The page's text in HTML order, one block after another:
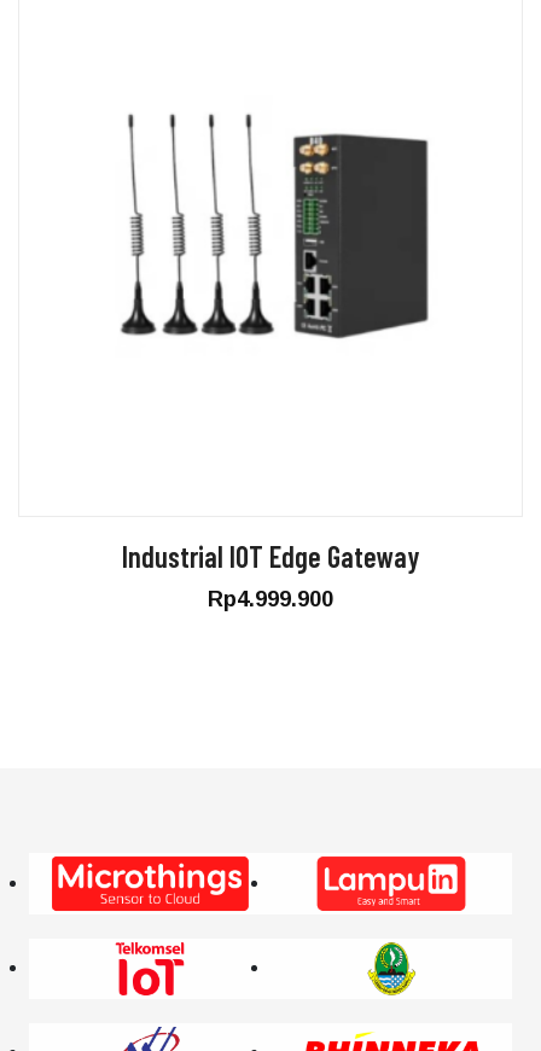
Industrial IOT Edge Gateway
Rp4.999.900